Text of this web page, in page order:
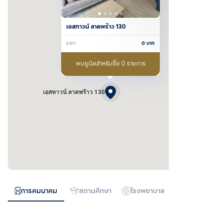
เอสทาวน์ ลาดพร้าว 130
เอสทาวน์ ลาดพร้าว 130
ราคา 0บาท
พบยูนิตสำหรับซื้อ 0 รายการ
การคมนาคม สถานศึกษา โรงพยาบาล